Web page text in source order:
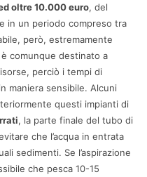
oltre 10.000 euro, del
in un periodo compreso tra
però, estremamente
comunque destinato a
perciò i tempi di
maniera sensibile. Alcuni
questi impianti di
, la parte finale del tubo di
che l’acqua in entrata
sedimenti. Se l’aspirazione
che pesca 10-15